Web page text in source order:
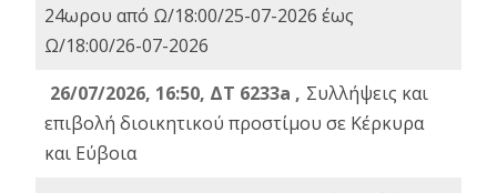
24ωρου από Ω/18:00/25-07-2026 έως
Ω/18:00/26-07-2026
26/07/2026, 16:50, ΔΤ 6233a , Συλλήψεις και
επιβολή διοικητικού προστίμου σε Κέρκυρα
και Εύβοια